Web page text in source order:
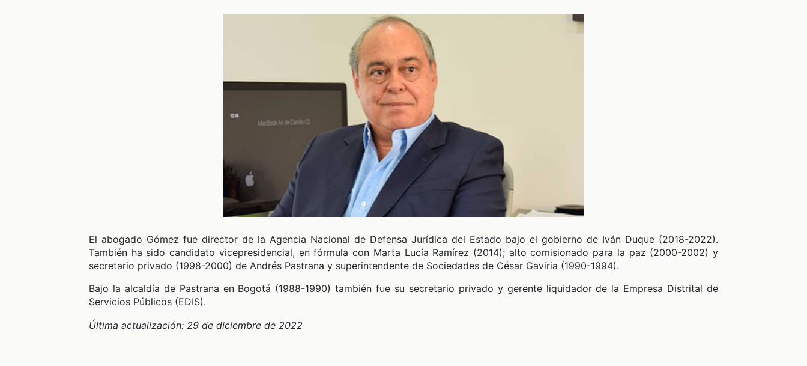
El abogado Gómez fue director de la Agencia Nacional de Defensa Jurídica del Estado bajo el gobierno de Iván Duque (2018-2022).
También ha sido candidato vicepresidencial, en fórmula con Marta Lucía Ramírez (2014); alto comisionado para la paz (2000-2002) y
secretario privado (1998-2000) de Andrés Pastrana y superintendente de Sociedades de César Gaviria (1990-1994).
Bajo la alcaldía de Pastrana en Bogotá (1988-1990) también fue su secretario privado y gerente liquidador de la Empresa Distrital de
Servicios Públicos (EDIS).
Última actualización: 29 de diciembre de 2022